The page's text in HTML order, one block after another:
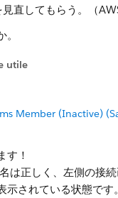
直してもらう。（
utile
Member (Inactive)
す！
は正しく、左側の接
されている状態です。